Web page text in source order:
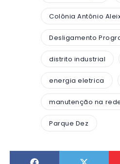
Colônia Antônio
Desligamento
distrito industrial
energia eletrica
manutenção na
Parque Dez